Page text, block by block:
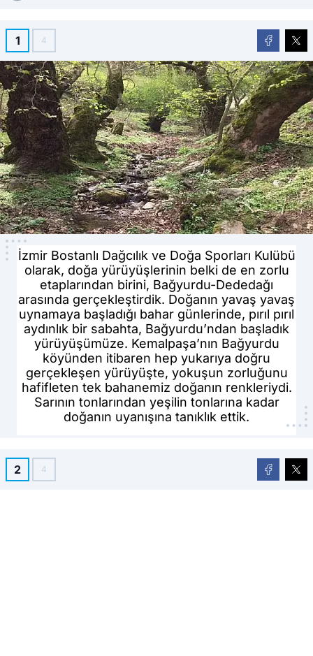
1 4
İzmir Bostanlı Dağcılık ve Doğa Sporları Kulübü
olarak, doğa yürüyüşlerinin belki de en zorlu
etaplarından birini, Bağyurdu-Dededağı
arasında gerçekleştirdik. Doğanın yavaş yavaş
uynamaya başladığı bahar günlerinde, pırıl pırıl
aydınlık bir sabahta, Bağyurdu’ndan başladık
yürüyüşümüze. Kemalpaşa’nın Bağyurdu
köyünden itibaren hep yukarıya doğru
gerçekleşen yürüyüşte, yokuşun zorluğunu
hafifleten tek bahanemiz doğanın renkleriydi.
Sarının tonlarından yeşilin tonlarına kadar
doğanın uyanışına tanıklık ettik.
2 4